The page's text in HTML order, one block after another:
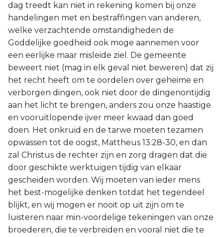
dag treedt kan niet in rekening komen bij onze
handelingen met en bestraffingen van anderen,
welke verzachtende omstandigheden de
Goddelijke goedheid ook moge aannemen voor
een eerlijke maar misleide ziel. De gemeente
beweert niet (mag in elk geval niet beweren) dat zij
het recht heeft om te oordelen over geheime en
verborgen dingen, ook niet door de dingenontijdig
aan het licht te brengen, anders zou onze haastige
en vooruitlopende ijver meer kwaad dan goed
doen. Het onkruid en de tarwe moeten tezamen
opwassen tot de oogst, Mattheus 13:28-30, en dan
zal Christus de rechter zijn en zorg dragen dat die
door geschikte werktuigen tijdig van elkaar
gescheiden worden. Wij moeten van ieder mens
het best-mogelijke denken totdat het tegendeel
blijkt, en wij mogen er nooit op uit zijn om te
luisteren naar min-voordelige tekeningen van onze
broederen, die te verbreiden en vooral niet die te